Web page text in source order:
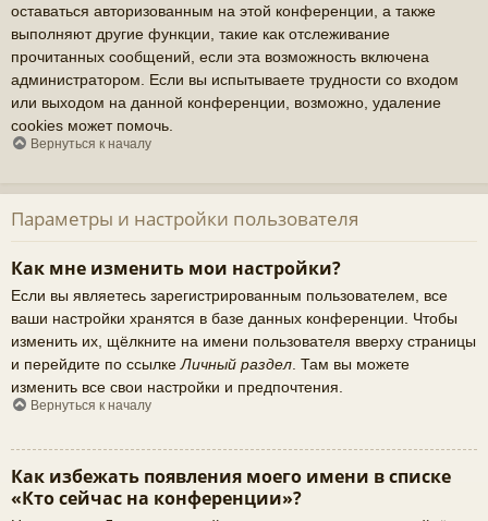
оставаться авторизованным на этой конференции, а также
выполняют другие функции, такие как отслеживание
прочитанных сообщений, если эта возможность включена
администратором. Если вы испытываете трудности со входом
или выходом на данной конференции, возможно, удаление
cookies может помочь.
Вернуться к началу
Параметры и настройки пользователя
Как мне изменить мои настройки?
Если вы являетесь зарегистрированным пользователем, все
ваши настройки хранятся в базе данных конференции. Чтобы
изменить их, щёлкните на имени пользователя вверху страницы
и перейдите по ссылкеЛичный раздел. Там вы можете
изменить все свои настройки и предпочтения.
Вернуться к началу
Как избежать появления моего имени в списке
«Кто сейчас на конференции»?